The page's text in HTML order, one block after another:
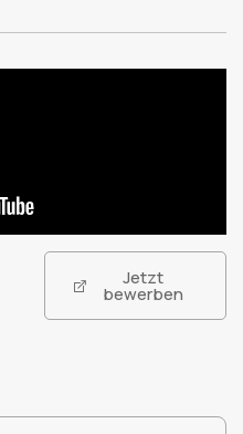
Jetzt
bewerben